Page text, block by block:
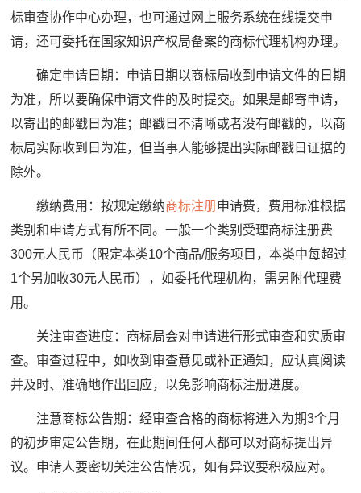
标审查协作中心办理，也可通过网上服务系统在线提交申
请，还可委托在国家知识产权局备案的商标代理机构办理。
确定申请日期：申请日期以商标局收到申请文件的日期
为准，所以要确保申请文件的及时提交。如果是邮寄申请，
以寄出的邮戳日为准；邮戳日不清晰或者没有邮戳的，以商
标局实际收到日为准，但当事人能够提出实际邮戳日证据的
除外。
缴纳费用：按规定缴纳商标注册申请费，费用标准根据
类别和申请方式有所不同。一般一个类别受理商标注册费
300元人民币（限定本类10个商品/服务项目，本类中每超过
1个另加收30元人民币），如委托代理机构，需另附代理费
用。
关注审查进度：商标局会对申请进行形式审查和实质审
查。审查过程中，如收到审查意见或补正通知，应认真阅读
并及时、准确地作出回应，以免影响商标注册进度。
注意商标公告期：经审查合格的商标将进入为期3个月
的初步审定公告期，在此期间任何人都可以对商标提出异
议。申请人要密切关注公告情况，如有异议要积极应对。